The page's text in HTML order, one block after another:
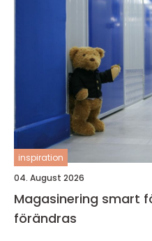
inspiration
04. August 2026
Magasinering smart förvaring när livet
förändras